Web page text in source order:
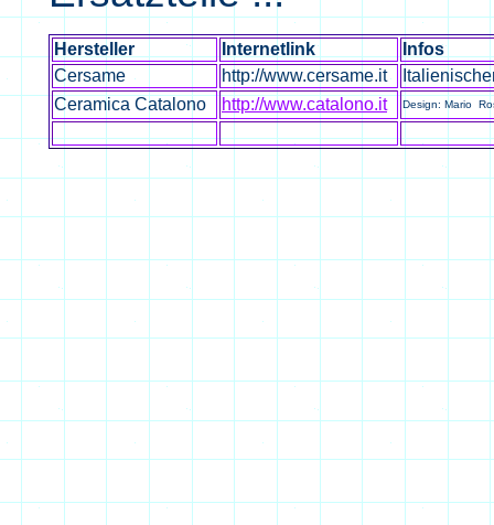
Hersteller Internetlink
Infos
Cersame
http://www.cersame.it
Ceramica Catalono
http://www.catalono.it Design: Mario